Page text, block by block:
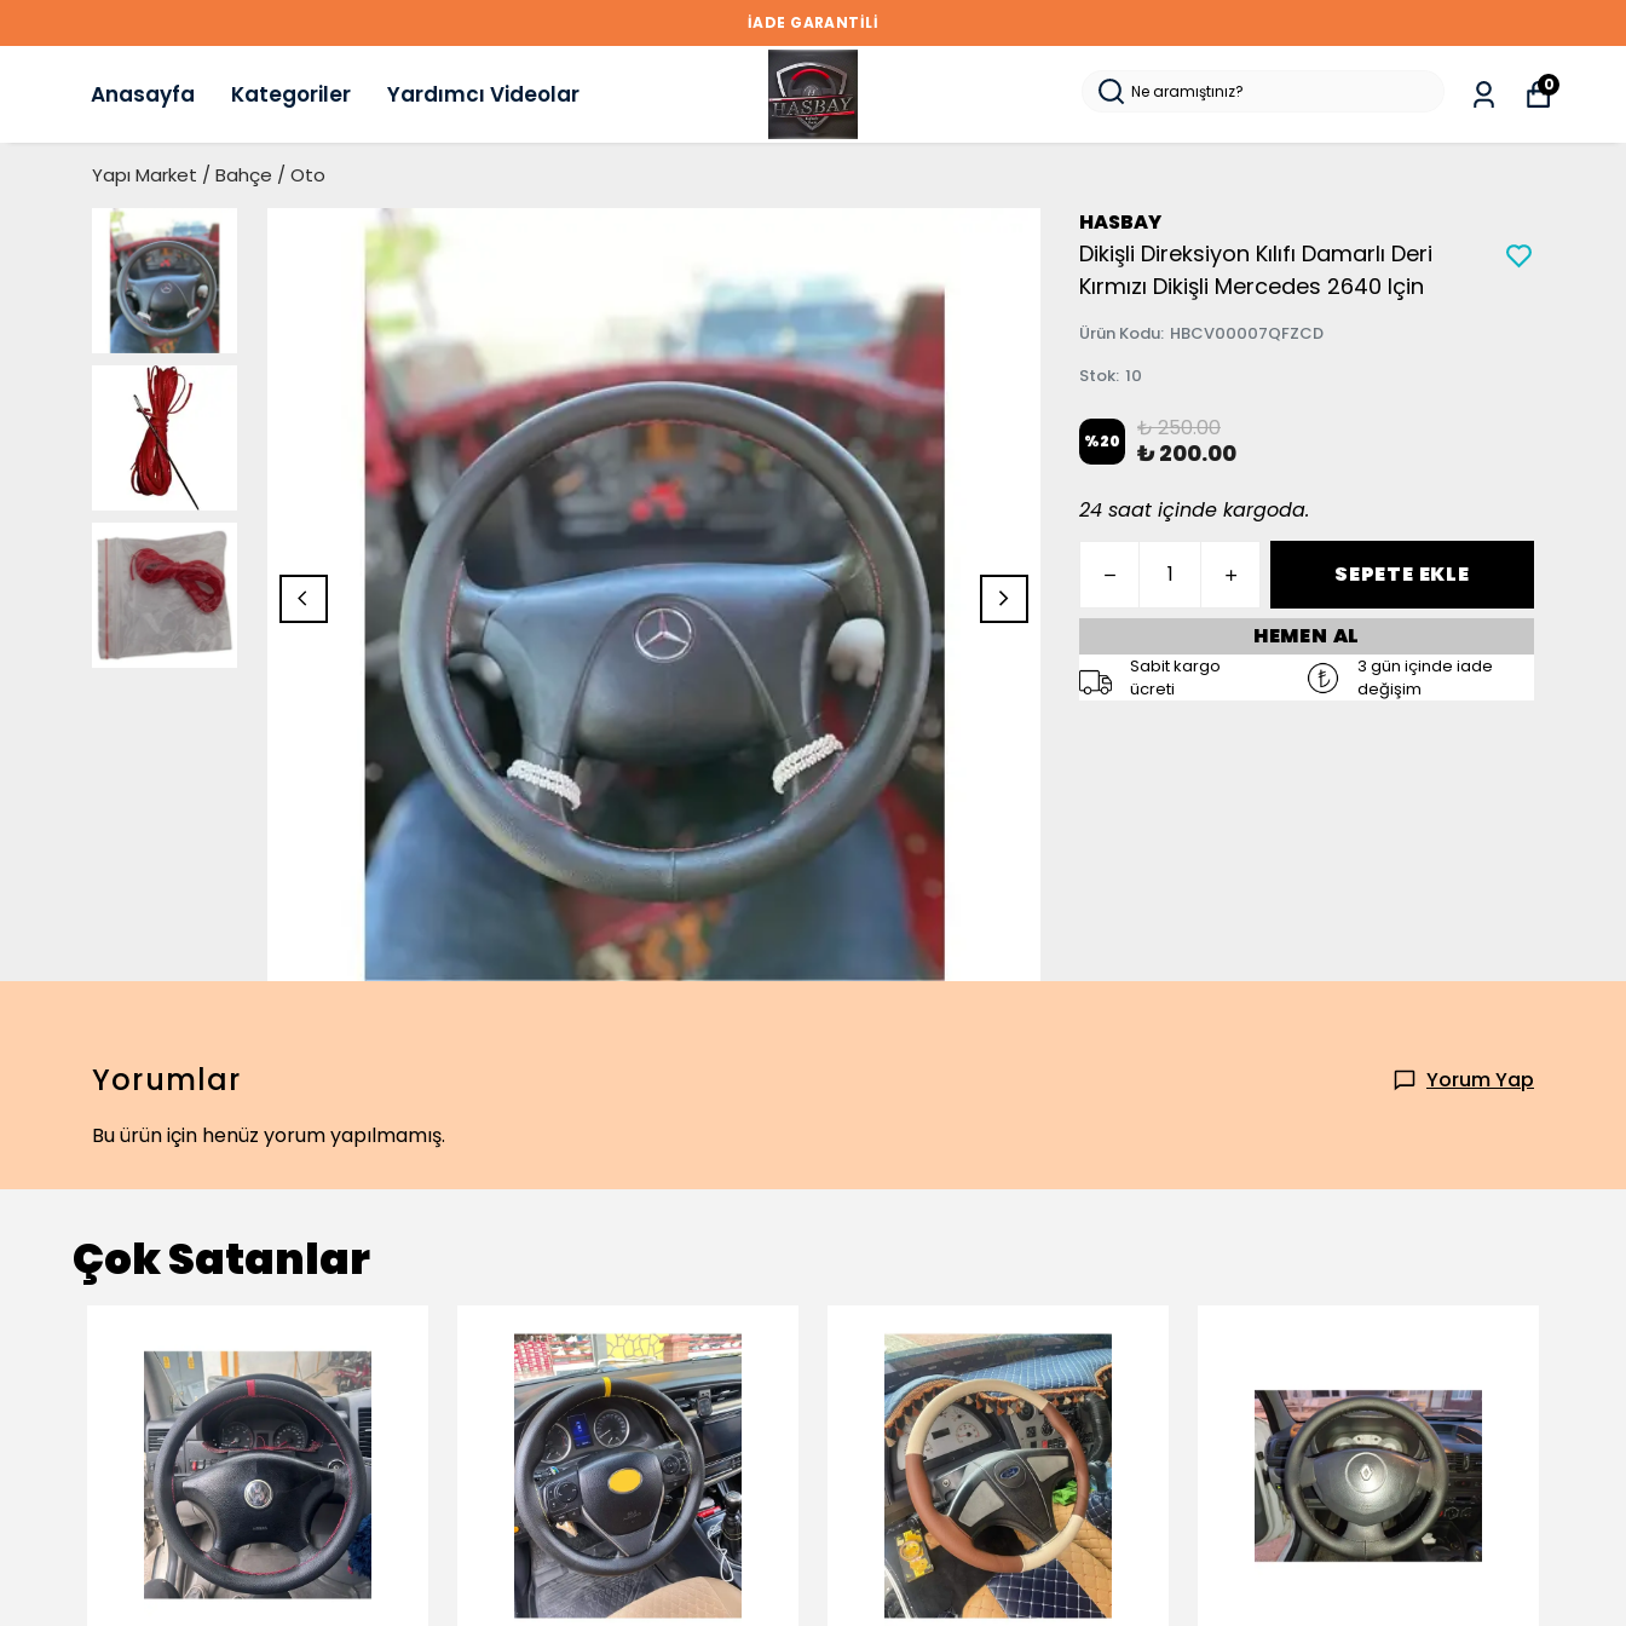
İADE GARANTİLİ
Anasayfa Kategoriler Yardımcı Videolar 0
Yapı Market / Bahçe / Oto
HASBAY
Dikişli Direksiyon Kılıfı Damarlı Deri
Kırmızı Dikişli Mercedes 2640 Için
Ürün Kodu: HBCV00007QFZCD
Stok: 10
%20 ₺ 250.00
₺ 200.00
24 saat içinde kargoda.
SEPETE EKLE
HEMEN AL
Sabit kargo
ücreti
3 gün içinde iade
değişim
Yorumlar
Yorum Yap
Bu ürün için henüz yorum yapılmamış.
Çok Satanlar